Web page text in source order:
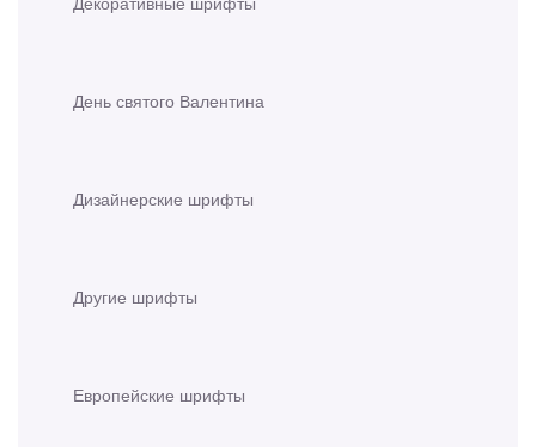
День святого Валентина
Дизайнерские шрифты
Другие шрифты
Европейские шрифты